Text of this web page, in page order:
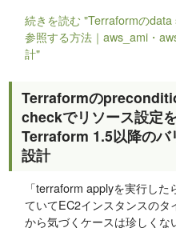
続きを読む "Terraformの
参照する方法｜aws_ami・
計"
Terraformの
checkでリソース設定
Terraform 1.5以降のバ
設計
「terraform applyを実行し
ていてEC2インスタンスの
から気づくケースは珍しくな